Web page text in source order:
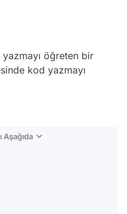
öğreten bir
kod yazmayı
Aşağıda